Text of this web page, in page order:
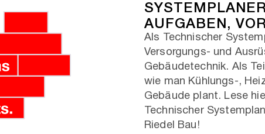
AUFGABEN,
Als Technischer
Versorgungs- und
Gebäudetechnik. Als
wie man Kühlungs-,
Gebäude plant. Lese
Technischer
Riedel Bau!